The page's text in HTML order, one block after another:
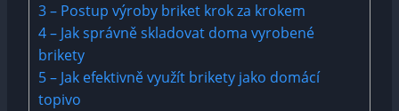
3– Postup výroby briket krok za krokem
4– Jak správně skladovat doma vyrobené
brikety
5– Jak efektivně využít brikety jako domácí
topivo